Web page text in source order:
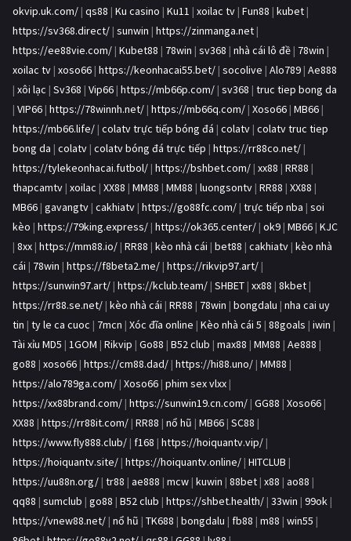
okvip.uk.com/ | qs88 | Ku casino | Ku11 | xoilac tv | Fun88 | kubet |
https://sv368.direct/ | sunwin | https://zinmanga.net |
https://ee88vie.com/ | Kubet88 | 78win | sv368 | nhà cái lô đề | 78win |
xoilac tv | xoso66 | https://keonhacai55.bet/ | socolive | Alo789 | Ae888
| xôi lạc | Sv368 | Vip66 | https://mb66p.com/ | sv368 | truc tiep bong da
| VIP66 | https://78winnh.net/ | https://mb66q.com/ | Xoso66 | MB66 |
https://mb66.life/ | colatv trực tiếp bóng đá | colatv | colatv truc tiep
bong da | colatv | colatv bóng đá trực tiếp | https://rr88co.net/ |
https://tylekeonhacai.futbol/ | https://bshbet.com/ | xx88 | RR88 |
thapcamtv | xoilac | XX88 | MM88 | MM88 | luongsontv | RR88 | XX88 |
MB66 | gavangtv | cakhiatv | https://go88fc.com/ | trực tiếp nba | soi
kèo | https://79king.express/ | https://ok365.center/ | ok9 | MB66 | KJC
| 8xx | https://mm88.io/ | RR88 | kèo nhà cái | bet88 | cakhiatv | kèo nhà
cái | 78win | https://f8beta2.me/ | https://rikvip97.art/ |
https://sunwin97.art/ | https://kclub.team/ | SHBET | xx88 | 8kbet |
https://rr88.se.net/ | kèo nhà cái | RR88 | 78win | bongdalu | nha cai uy
tin | ty le ca cuoc | 7mcn | Xóc đĩa online | Kèo nhà cái 5 | 88goals | iwin |
Tài xỉu MD5 | 1GOM | Rikvip | Go88 | B52 club | max88 | MM88 | Ae888 |
go88 | xoso66 | https://cm88.dad/ | https://hi88.uno/ | MM88 |
https://alo789ga.com/ | Xoso66 | phim sex vlxx |
https://xx88brand.com/ | https://sunwin19.cn.com/ | GG88 | Xoso66 |
XX88 | https://rr88it.com/ | RR88 | nổ hũ | MB66 | SC88 |
https://www.fly888.club/ | f168 | https://hoiquantv.vip/ |
https://hoiquantv.site/ | https://hoiquantv.online/ | HITCLUB |
https://uu88n.org/ | tr88 | ae888 | mcw | kuwin | 88bet | x88 | ao88 |
qq88 | sumclub | go88 | B52 club | https://shbet.health/ | 33win | 99ok |
https://vnew88.net/ | nổ hũ | TK688 | bongdalu | fb88 | m88 | win55 |